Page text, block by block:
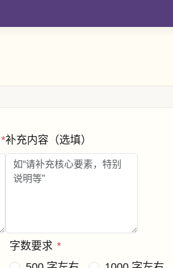
*补充内容（选填）
字数要求 *